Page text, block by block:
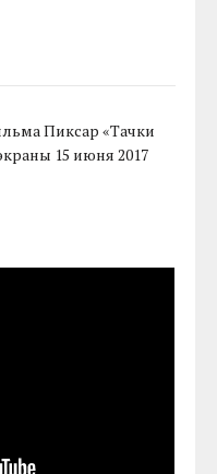
Пиксар «Тачки
15 июня 2017